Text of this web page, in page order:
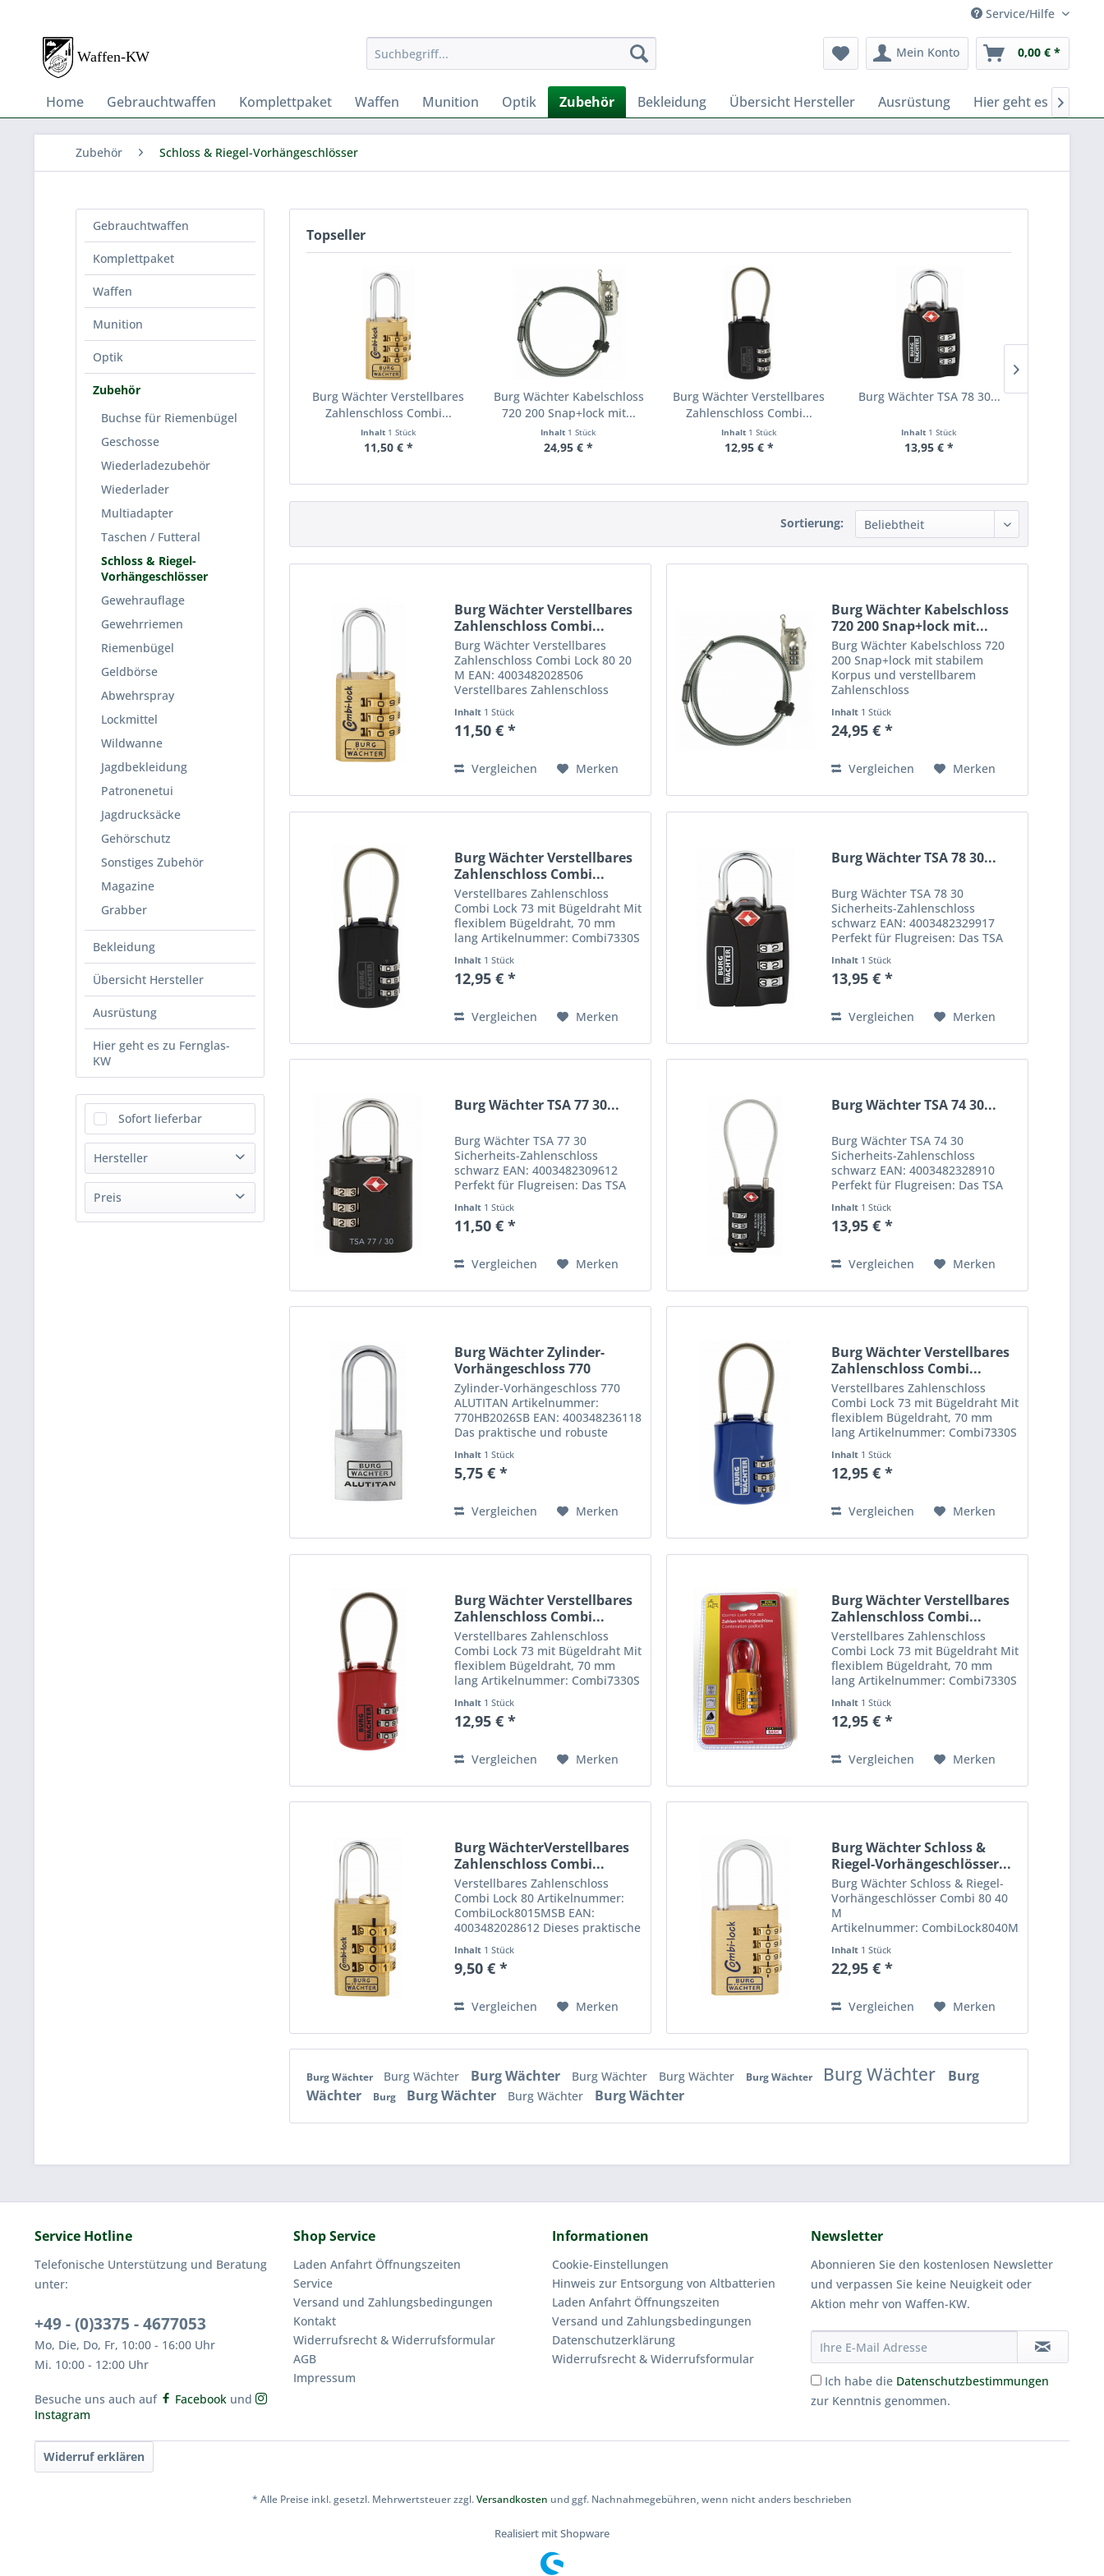
Service/Hilfe
Mein Konto 0,00 € *
Home Gebrauchtwaffen Komplettpaket Waffen Munition Optik Zubehör Bekleidung Übersicht Hersteller Ausrüstung Hier geht es zu

Zubehör Schloss & Riegel-Vorhängeschlösser
Gebrauchtwaffen
Komplettpaket
Waffen
Munition
Optik
Zubehör
Buchse für Riemenbügel
Geschosse
Wiederladezubehör
Wiederlader
Multiadapter
Taschen / Futteral
Schloss & Riegel-
Vorhängeschlösser
Gewehrauflage
Gewehrriemen
Riemenbügel
Geldbörse
Abwehrspray
Lockmittel
Wildwanne
Jagdbekleidung
Patronenetui
Jagdrucksäcke
Gehörschutz
Sonstiges Zubehör
Magazine
Grabber
Bekleidung
Übersicht Hersteller
Ausrüstung
Hier geht es zu Fernglas-
KW
Sofort lieferbar
Hersteller
Burg-Wächter GmbH & Co. KG
Preis
Topseller
Burg Wächter Verstellbares
Zahlenschloss Combi...
Inhalt 1 Stück
11,50 € *
Burg Wächter Kabelschloss
720 200 Snap+lock mit...
Inhalt 1 Stück
24,95 € *
Burg Wächter Verstellbares
Zahlenschloss Combi...
Inhalt 1 Stück
12,95 € *
Burg Wächter TSA 78 30...
Inhalt 1 Stück
13,95 € *
Sortierung:
Burg Wächter Verstellbares
Zahlenschloss Combi...
Burg Wächter Verstellbares
Zahlenschloss Combi Lock 80 20
M EAN: 4003482028506
Verstellbares Zahlenschloss
Modell aus der BURG-WÄCHTER
Combi Lock Serie ist ausgestattet
Korpus....
Inhalt 1 Stück
11,50 € *
Vergleichen Merken
Burg Wächter Kabelschloss
720 200 Snap+lock mit...
Burg Wächter Kabelschloss 720
200 Snap+lock mit stabilem
Korpus und verstellbarem
Zahlenschloss
Besonderheit bei dem
Kabelschloss Snap+Lock 200 von
Anwendung. Verwenden Sie es
nicht...
Inhalt 1 Stück
24,95 € *
Vergleichen Merken
Burg Wächter Verstellbares
Zahlenschloss Combi...
Verstellbares Zahlenschloss
Combi Lock 73 mit Bügeldraht Mit
flexiblem Bügeldraht, 70 mm
lang Artikelnummer: Combi7330S
schwarz • Verschluss Ø 4 mm •
Drei Zahlenrollen • Persönlicher
Inhalt 1 Stück
12,95 € *
Vergleichen Merken
Burg Wächter TSA 78 30...
Burg Wächter TSA 78 30
Sicherheits-Zahlenschloss
schwarz EAN: 4003482329917
Perfekt für Flugreisen: Das TSA
AnzeigeSind Sie oft auf Reisen?
Eine hochwertige
von Vorteil...
Inhalt 1 Stück
13,95 € *
Vergleichen Merken
Burg Wächter TSA 77 30...
Burg Wächter TSA 77 30
Sicherheits-Zahlenschloss
schwarz EAN: 4003482309612
Perfekt für Flugreisen: Das TSA
Sind Sie oft auf Reisen? Eine
hochwertige Gepäcksicherung
sein.Besonders...
Inhalt 1 Stück
11,50 € *
Vergleichen Merken
Burg Wächter TSA 74 30...
Burg Wächter TSA 74 30
Sicherheits-Zahlenschloss
schwarz EAN: 4003482328910
Perfekt für Flugreisen: Das TSA
flexiblem BügeldrahtSind Sie oft
auf Reisen? Eine hochwertige
von...
Inhalt 1 Stück
13,95 € *
Vergleichen Merken
Burg Wächter Zylinder-
Vorhängeschloss 770
ALUTITAN
Zylinder-Vorhängeschloss 770
ALUTITAN Artikelnummer:
770HB2026SB EAN: 400348236118
Das praktische und robuste
WÄCHTER ist ausgestattet mit
einem massiven
einen guten Aufbruchschutz...
Inhalt 1 Stück
5,75 € *
Vergleichen Merken
Burg Wächter Verstellbares
Zahlenschloss Combi...
Verstellbares Zahlenschloss
Combi Lock 73 mit Bügeldraht Mit
flexiblem Bügeldraht, 70 mm
lang Artikelnummer: Combi7330S
• Verschluss Ø 4 mm • Drei
Zahlenrollen • Persönlicher Code
Inhalt 1 Stück
12,95 € *
Vergleichen Merken
Burg Wächter Verstellbares
Zahlenschloss Combi...
Verstellbares Zahlenschloss
Combi Lock 73 mit Bügeldraht Mit
flexiblem Bügeldraht, 70 mm
lang Artikelnummer: Combi7330S
Verschluss Ø 4 mm • Drei
Zahlenrollen • Persönlicher Code
Inhalt 1 Stück
12,95 € *
Vergleichen Merken
Burg Wächter Verstellbares
Zahlenschloss Combi...
Verstellbares Zahlenschloss
Combi Lock 73 mit Bügeldraht Mit
flexiblem Bügeldraht, 70 mm
lang Artikelnummer: Combi7330S
Verschluss Ø 4 mm • Drei
Zahlenrollen • Persönlicher Code
Inhalt 1 Stück
12,95 € *
Vergleichen Merken
Burg WächterVerstellbares
Zahlenschloss Combi...
Verstellbares Zahlenschloss
Combi Lock 80 Artikelnummer:
CombiLock8015MSB EAN:
4003482028612 Dieses praktische
Combi Lock Serie ist ausgestattet
mit einem besonders robusten
massivem...
Inhalt 1 Stück
9,50 € *
Vergleichen Merken
Burg Wächter Schloss &
Riegel-Vorhängeschlösser...
Burg Wächter Schloss & Riegel-
Vorhängeschlösser Combi 80 40
M
Artikelnummer: CombiLock8040MSB
Verstellbares Zahlenschloss
Combi Lock 80 Dieses praktische
Combi Lock Serie ist
ausgestattet...
Inhalt 1 Stück
22,95 € *
Vergleichen Merken
Burg Wächter Burg Wächter Burg Wächter Burg Wächter Burg Wächter Burg Wächter Burg Wächter
Burg
Wächter
Burg Burg Wächter Burg Wächter Burg Wächter
Service Hotline
Telefonische Unterstützung und Beratung
unter:
+49 - (0)3375 - 4677053
Mo, Die, Do, Fr, 10:00 - 16:00 Uhr
Mi. 10:00 - 12:00 Uhr
Besuche uns auch auf Facebook und
Instagram
Shop Service
Laden Anfahrt Öffnungszeiten
Service
Versand und Zahlungsbedingungen
Kontakt
Widerrufsrecht & Widerrufsformular
AGB
Impressum
Informationen
Cookie-Einstellungen
Hinweis zur Entsorgung von Altbatterien
Laden Anfahrt Öffnungszeiten
Versand und Zahlungsbedingungen
Datenschutzerklärung
Widerrufsrecht & Widerrufsformular
Newsletter
Abonnieren Sie den kostenlosen Newsletter
und verpassen Sie keine Neuigkeit oder
Aktion mehr von Waffen-KW.
Ich habe die Datenschutzbestimmungen
zur Kenntnis genommen.
Widerruf erklären
* Alle Preise inkl. gesetzl. Mehrwertsteuer zzgl.Versandkosten und ggf. Nachnahmegebühren, wenn nicht anders beschrieben
Realisiert mit Shopware